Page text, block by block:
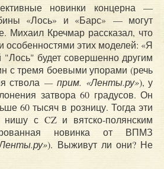
новинки концерна —
«Лось» и «Барс» — могут
Михаил Кречмар рассказал, что
особенностями этих моделей: «Я
будет совершенно другим
с тремя боевыми упорами (речь
ствола —прим. «Ленты.ру»), у
затвора 60 градусов. Он
60 тысяч в розницу. Тогда эти
нишу с CZ и вятско-полянским
новинка от ВПМЗ
). Выживут ли они? Не